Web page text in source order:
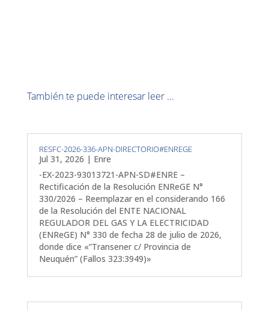
También te puede interesar leer ...
RESFC-2026-336-APN-DIRECTORIO#ENREGE
Jul 31, 2026 | Enre
-EX-2023-93013721-APN-SD#ENRE –
Rectificación de la Resolución ENReGE N°
330/2026 – Reemplazar en el considerando 166
de la Resolución del ENTE NACIONAL
REGULADOR DEL GAS Y LA ELECTRICIDAD
(ENReGE) N° 330 de fecha 28 de julio de 2026,
donde dice «”Transener c/ Provincia de
Neuquén” (Fallos 323:3949)»